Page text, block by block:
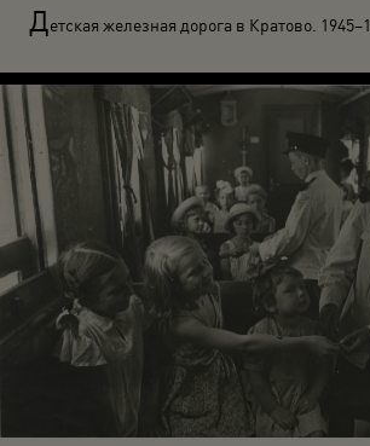
Детская железная дорога в Кратово.